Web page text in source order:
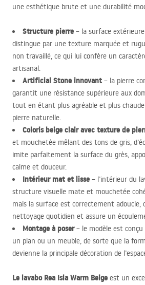
une esthétique brute et une durabilité
Structure pierre – la surface
distingue par une texture marquée et
non travaillé, ce qui lui confère un
artisanal.
Artificial Stone innovant – la pierre
garantit une résistance supérieure aux
tout en étant plus agréable et plus
pierre naturelle.
Coloris beige clair avec texture de
et mouchetée mêlant des tons de gris,
imite parfaitement la surface du grès,
calme et douceur.
Intérieur mat et lisse – l’intérieur du
structure visuelle mate et mouchetée
mais la surface est correctement adoucie,
nettoyage quotidien et assure un
Montage à poser– le modèle est
un plan ou un meuble, de sorte que la
devienne la principale décoration de
Le lavabo Rea Isla Warm Beige est un